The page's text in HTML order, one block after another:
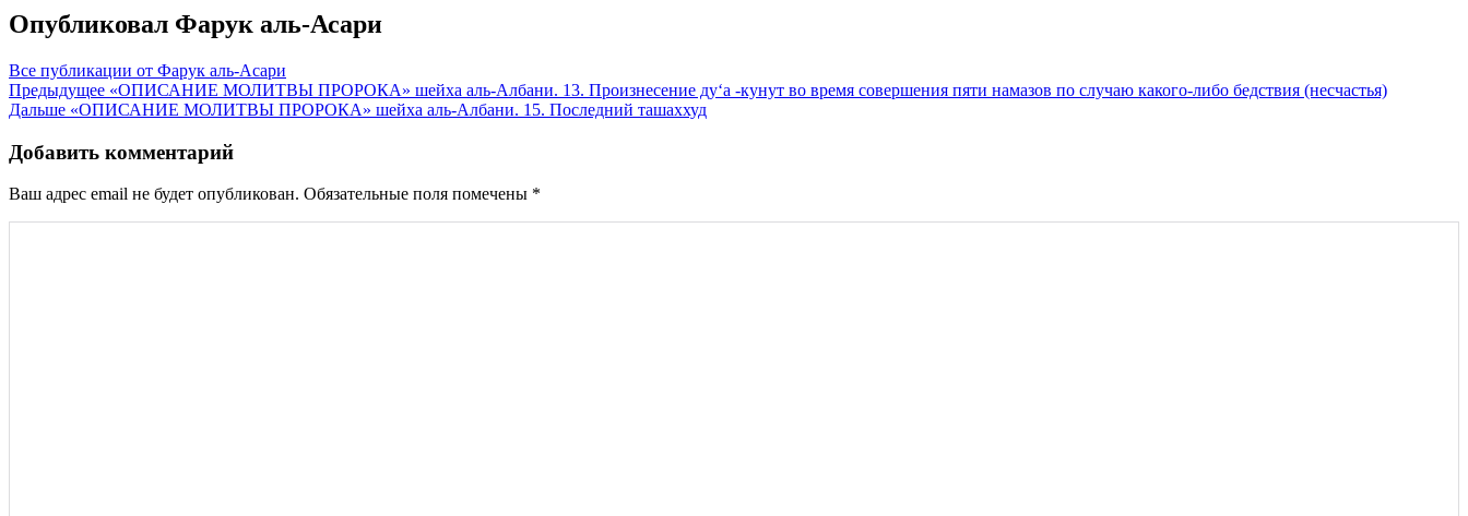
Опубликовал Фарук аль-Асари
Все публикации от Фарук аль-Асари
Навигация
по
записям
Предыдущее «ОПИСАНИЕ МОЛИТВЫ ПРОРОКА» шейха аль-Албани. 13. Произнесение ду‘а -кунут во время совершения пяти намазов по случаю какого-либо бедствия (несчастья)
Дальше «ОПИСАНИЕ МОЛИТВЫ ПРОРОКА» шейха аль-Албани. 15. Последний ташаххуд
Добавить комментарий
Ваш адрес email не будет опубликован. Обязательные поля помечены *